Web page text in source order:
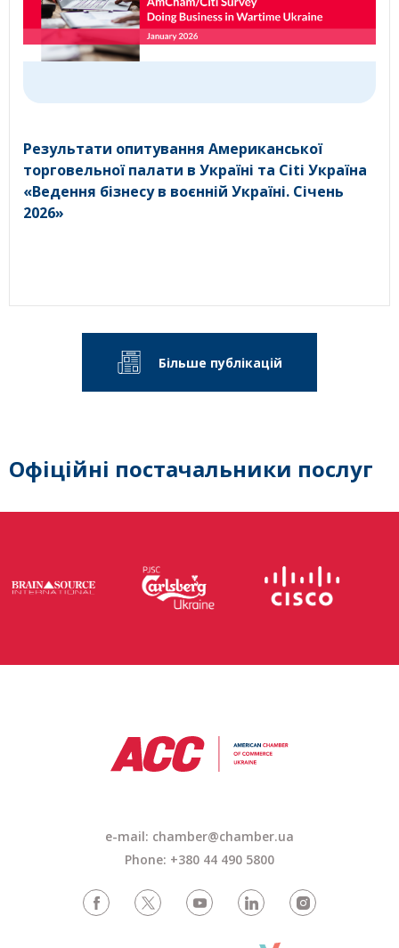
Результати опитування Американської
торговельної палати в Україні та Citi Україна
«Ведення бізнесу в воєнній Україні. Січень
2026»
Більше публікацій
Офіційні постачальники послуг
e-mail: chamber@chamber.ua
Phone: +380 44 490 5800